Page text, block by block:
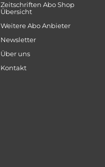
Zeitschriften Abo Shop
Übersicht
Weitere Abo Anbieter
Newsletter
Über uns
Kontakt